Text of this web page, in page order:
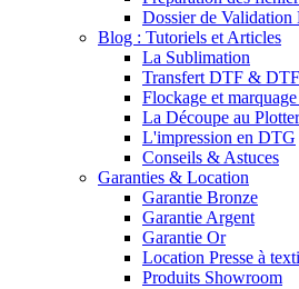
Dossier de Validation
Blog : Tutoriels et Articles
La Sublimation
Transfert DTF &
Flockage et
La Découpe au Plotter
L'impression en DTG
Conseils & Astuces
Garanties & Location
Garantie Bronze
Garantie Argent
Garantie Or
Location Presse à
Produits Showroom